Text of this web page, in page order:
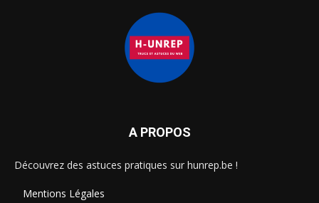
A PROPOS
Découvrez des astuces pratiques sur hunrep.be !
Mentions Légales